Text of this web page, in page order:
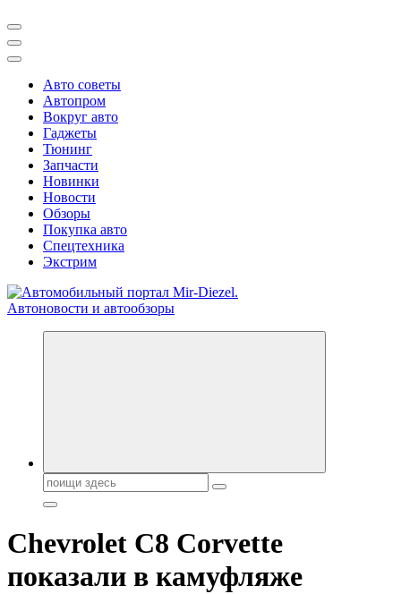
Авто советы
Автопром
Вокруг авто
Гаджеты
Тюнинг
Запчасти
Новинки
Новости
Обзоры
Покупка авто
Спецтехника
Экстрим
Справочник автомобилиста. Обзор новинок популярных
Поиск:
Chevrolet C8 Corvette
показали в камуфляже